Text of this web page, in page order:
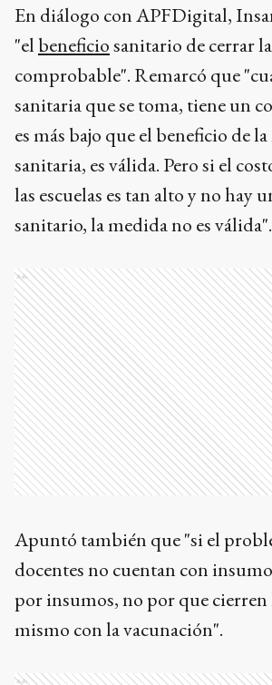
En diálogo con APFDigital,
"elbeneficiosanitario de cerrar
comprobable". Remarcó que
sanitaria que se toma, tiene un
es más bajo que el beneficio de
sanitaria, es válida. Pero si el
las escuelas es tan alto y no hay
sanitario, la medida no es válida".
Ads
Apuntó también que "si el
docentes no cuentan con
por insumos, no por que cierren
mismo con la vacunación".
Ads